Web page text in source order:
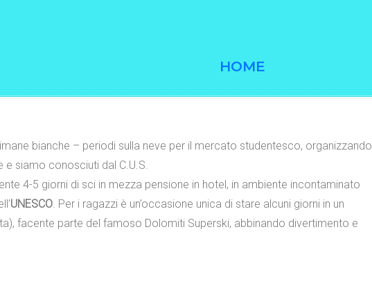
HOME
bianche – periodi sulla neve per il mercato studentesco, organizzando
siamo conosciuti dal C.U.S.
4-5 giorni di sci in mezza pensione in hotel, in ambiente incontaminato
UNESCO. Per i ragazzi è un’occasione unica di stare alcuni giorni in un
facente parte del famoso Dolomiti Superski, abbinando divertimento e